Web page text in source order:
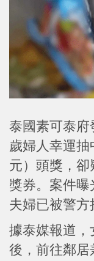
泰國素可泰
歲婦人幸運
元）頭獎，
獎券。案件
夫婦已被警方
據泰媒報道，
後，前往鄰居